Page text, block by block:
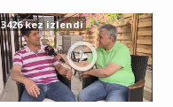
3426 kez izlendi